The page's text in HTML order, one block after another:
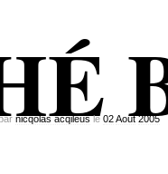
nicqolas acqileusle 02 Août 2005